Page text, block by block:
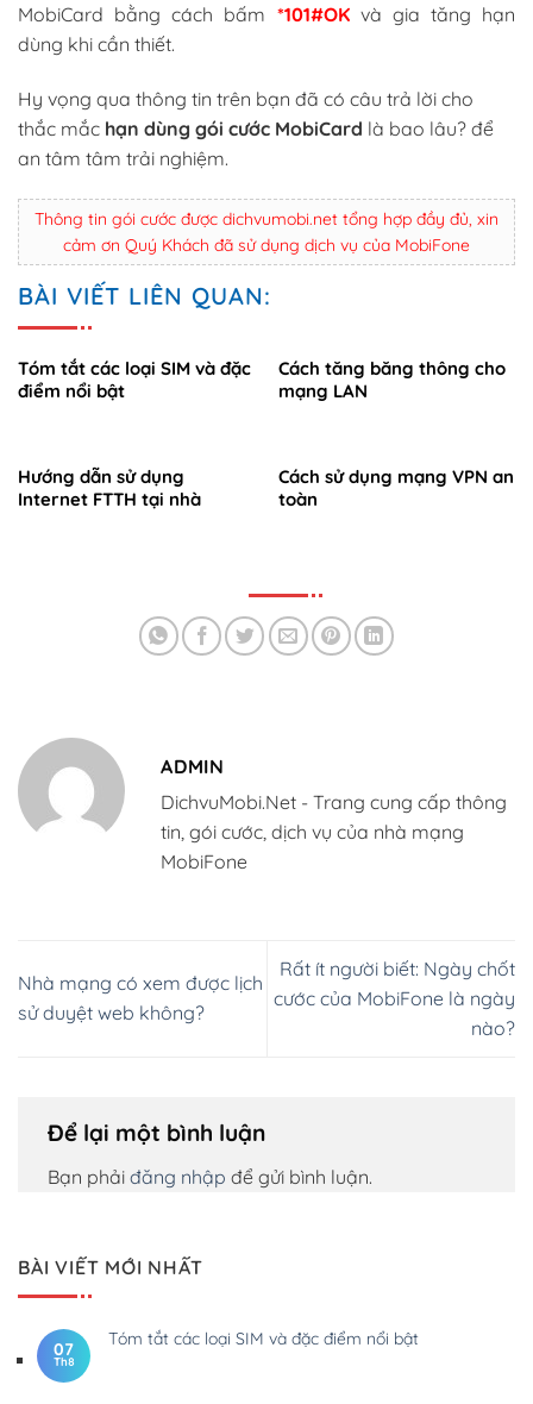
MobiCard bằng cách bấm *101#OK và gia tăng hạn
dùng khi cần thiết.
Hy vọng qua thông tin trên bạn đã có câu trả lời cho
thắc mắc hạn dùng gói cước MobiCard là bao lâu? để
an tâm tâm trải nghiệm.
Thông tin gói cước được dichvumobi.net tổng hợp đầy đủ, xin
cảm ơn Quý Khách đã sử dụng dịch vụ của MobiFone
BÀI VIẾT LIÊN QUAN:
Tóm tắt các loại SIM và đặc
điểm nổi bật
Cách tăng băng thông cho
mạng LAN
Hướng dẫn sử dụng
Internet FTTH tại nhà
Cách sử dụng mạng VPN an
toàn
ADMIN
DichvuMobi.Net - Trang cung cấp thông
tin, gói cước, dịch vụ của nhà mạng
MobiFone
Nhà mạng có xem được lịch
sử duyệt web không?
Rất ít người biết: Ngày chốt
cước của MobiFone là ngày
nào?
Để lại một bình luận
Bạn phải đăng nhập để gửi bình luận.
BÀI VIẾT MỚI NHẤT
07
Th8
Tóm tắt các loại SIM và đặc điểm nổi bật